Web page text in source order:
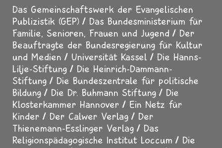
Das Gemeinschaftswerk der Evangelischen
Publizistik (GEP)
Das Bundesministerium für
Familie, Senioren, Frauen und Jugend
Der
Beauftragte der Bundesregierung für Kultur
und Medien
Universität Kassel
Die Hanns-
Lilje-Stiftung
Die Heinrich-Dammann-
Stiftung
Die Bundeszentrale für politische
Bildung
Die Dr. Buhmann Stiftung
Die
Klosterkammer Hannover
Ein Netz für
Kinder
Der Calwer Verlag
Der
Thienemann-Esslinger Verlag
Das
Religionspädagogische Institut Loccum
Die